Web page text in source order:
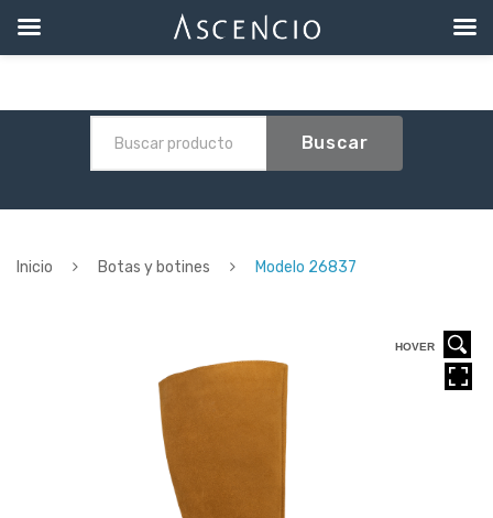
Buscar
Inicio Botas y botines Modelo 26837
HOVER
HOVER
HOVER